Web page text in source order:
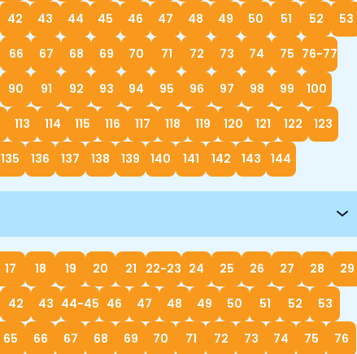
42 43 44 45 46 47 48 49 50 51 52 53
66 67 68 69 70 71 72 73 74 75 76-77
90 91 92 93 94 95 96 97 98 99 100
113 114 115 116 117 118 119 120 121 122 123
135 136 137 138 139 140 141 142 143 144
17 18 19 20 21 22-23 24 25 26 27 28 29
42 43 44-45 46 47 48 49 50 51 52 53
65 66 67 68 69 70 71 72 73 74 75 76